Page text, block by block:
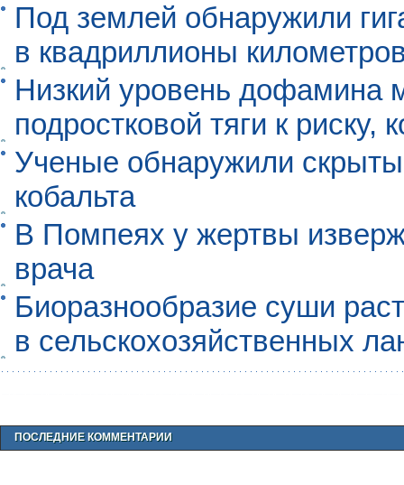
Под землей обнаружили
в квадриллионы
Низкий уровень дофамина
подростковой тяги к риску,
Ученые обнаружили
кобальта
В Помпеях у жертвы
врача
Биоразнообразие суши
в сельскохозяйственных
ПОСЛЕДНИЕ КОММЕНТАРИИ